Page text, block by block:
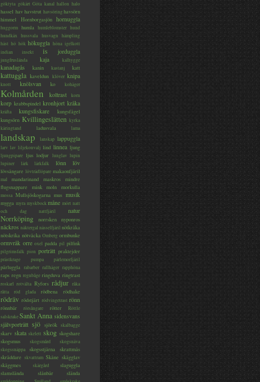
göktyta gökärt Göta kanal hallon halo
hassel hav havstrut havsöring havsörn
himmel
Hornborgasjön hornuggla
huggorm humla humleblomster hund
hundkäx
hussvala husvagn
hämpling
häst hö hök hökuggla höna igelkott
indian
insekt is jorduggla
jungfruslända kaja kalhygge
kanadagås kanin kastanj katt
kattuggla kaveldun klöver knipa
knott knölsvan ko kohäger
Kolmården koltrast korn
korp krabbspindel kronhjort kråka
kräfta kungsfiskare
kungsfågel
kungsörn Kvillingeslätten kyrka
käringtand
ladusvala lama
landskap lanskap lappuggla
larv lav liljekonvalj lind linnea ljung
ljungpipare ljus lodjur lunglav lupin
lupiner
lärk lärkfalk lönn löv
lövsångare lövträdlöpare makaonfjäril
mal mandarinand maskros
mindre
flugsnappare
mink moln morkulla
mossa Mullsjöskogarna mus musik
mygga myra myskbock måne mört natt
och dag
nattfjäril natur
Norrköping norrsken nyponros
näckros näktergal nässelfjäril nötkråka
nötskrika nötväcka Omberg ormbunke
ormvråk orre oxel padda pil pilfink
pilgrimsfalk pion porträtt praktejder
prästkrage pumpa pärlemorfjäril
pärluggla rabarber rallhäger rapphöna
raps regn regnbåge ringduva ringtrast
roskarl rotvälta Ryfors rådjur råka
råtta
röd glada rödbena rödhake
rödräv rödstjärt rödvingetrast rönn
rönnbär rörsångare rötter
Röttle
salskrakeSankt Anna sidensvans
självporträtt sjö sjörök skalbagge
skarv skata skelett skog skogshare
skogsmus
skogsmård
skogsnäva
skogssnäppa
skogsstjärna
skrattmås
skräddare skvattram Skåne skägglav
skäggmes
skärgård
slaguggla
slamslända
slånbär slända